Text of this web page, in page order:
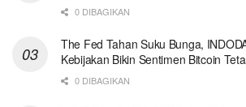
0 DIBAGIKAN
The Fed Tahan Suku Bunga,
Kebijakan Bikin Sentimen Bitcoin
0 DIBAGIKAN